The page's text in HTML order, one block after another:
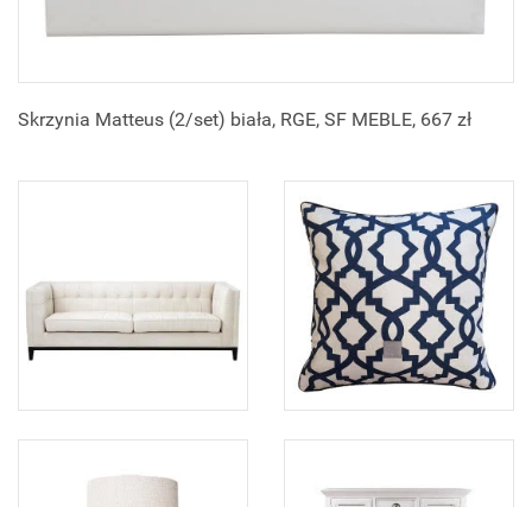
Skrzynia Matteus (2/set) biała, RGE, SF MEBLE, 667 zł